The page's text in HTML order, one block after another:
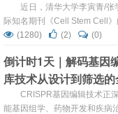
种可最小化干扰、保
策略
近日，清华大学李寅青/张
际知名期刊《Cell Stem Cell
基因编辑技术一个此前被忽视
维结构，导致干细胞身份丢失
机制，更为重要的是提出了三
胞功能的新型编辑策略，为基
临床应用...
(1280) (2) (0)
倒计时1天｜解码基因
库技术从设计到筛选
CRISPR基因编辑技术正
能基因组学、药物开发和疾病